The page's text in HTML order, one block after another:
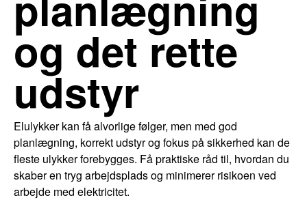
og det rette
udstyr
Elulykker kan få alvorlige følger, men med god
planlægning, korrekt udstyr og fokus på sikkerhed kan de
fleste ulykker forebygges. Få praktiske råd til, hvordan du
skaber en tryg arbejdsplads og minimerer risikoen ved
arbejde med elektricitet.